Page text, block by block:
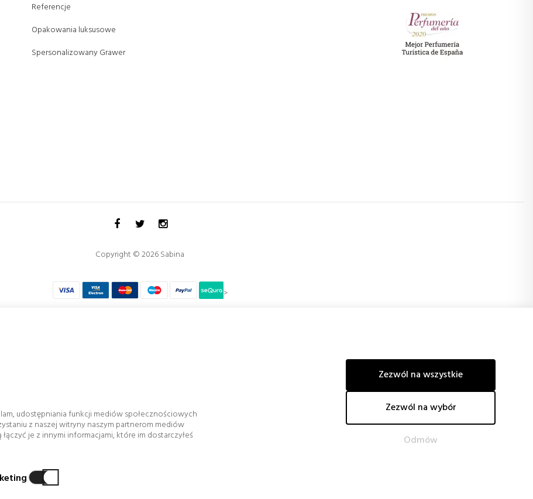
udostępniania funkcji mediów społecznościowych
z naszej witryny naszym partnerom mediów
je z innymi informacjami, które im dostarczyłeś
Zezwól na wszystkie
Zezwól na wybór
Odmów
Referencje
Opakowania luksusowe
Spersonalizowany Grawer
Copyright © 2026 Sabina
>
wizualizacji, wydajności i konkurencyjności Spółki, podkreślenie wsparcia finansowego Unii Europejskiej oraz uzyskanie m.in. poprawy w zakresie
klienta, wdrożenie usprawnień technologicznych i innowacyjnych systemów technologicznych, redukcję kosztów energii i emisji CO2 oraz
większej efektywności, rentowności, wydajności, kontroli i poziomu konkurencyjności.